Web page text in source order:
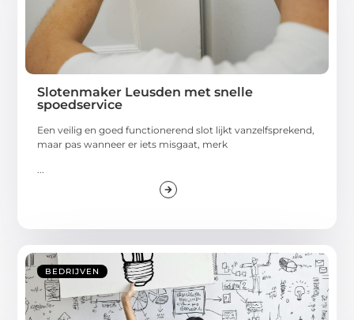
Slotenmaker Leusden met snelle
spoedservice
Een veilig en goed functionerend slot lijkt vanzelfsprekend,
maar pas wanneer er iets misgaat, merk
...
BEDRIJVEN